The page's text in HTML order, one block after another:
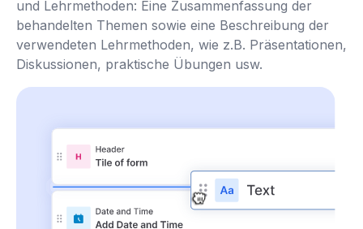
und Lehrmethoden: Eine Zusammenfassung der
behandelten Themen sowie eine Beschreibung der
verwendeten Lehrmethoden, wie z.B. Präsentationen,
Diskussionen, praktische Übungen usw.